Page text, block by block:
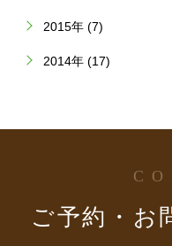
2015年 (7)
2014年 (17)
ご予約・お